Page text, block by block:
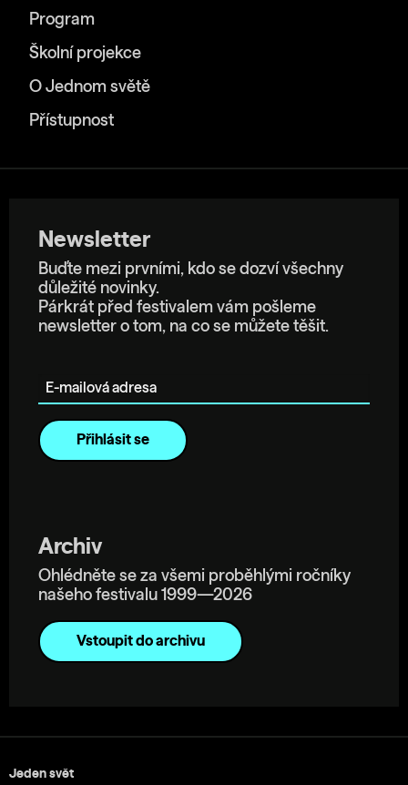
Program
Školní projekce
O Jednom světě
Přístupnost
Newsletter
Buďte mezi prvními, kdo se dozví všechny
důležité novinky.
Párkrát před festivalem vám pošleme
newsletter o tom, na co se můžete těšit.
Archiv
Ohlédněte se za všemi proběhlými ročníky
našeho festivalu 1999—2026
Vstoupit do archivu
Jeden svět